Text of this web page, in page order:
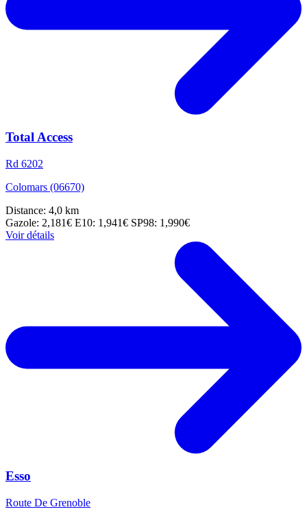
Total Access
Rd 6202
Colomars (06670)
Distance: 4,0 km
Gazole: 2,181€ E10: 1,941€ SP98: 1,990€
Voir détails
Esso
Route De Grenoble